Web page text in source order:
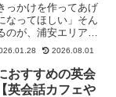
っかけを作ってあげ
なってほしい」そん
が、浦安エリアの
国際色豊か...2026.08.01
おすすめの英会
英会話カフェや